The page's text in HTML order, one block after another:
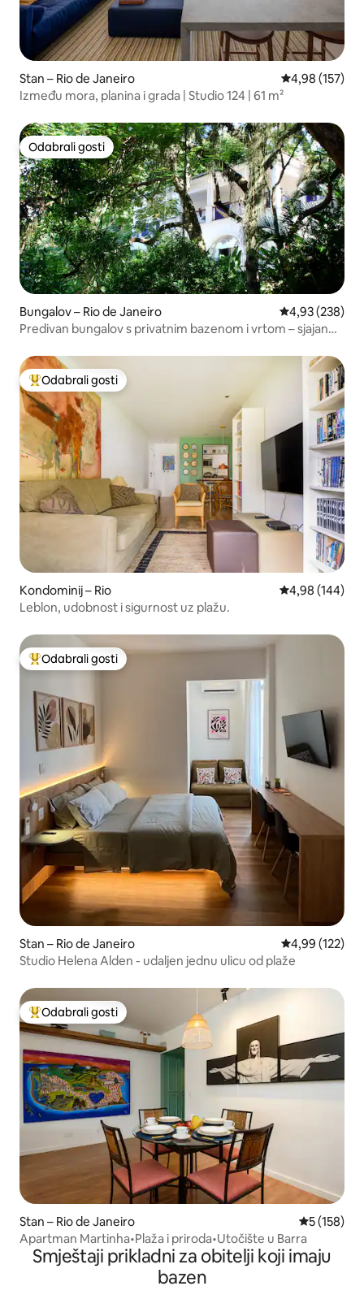
Stan – Rio de Janeiro Prosječna
4,98 (157)
Između mora, planina i grada | Studio 124 | 61 m²
Odabrali gosti
Odabrali gosti
Bungalov – Rio de Janeiro Prosječna
4,93 (238)
Predivan bungalov s privatnim bazenom i vrtom – sjajan
Među najviše rangiranima s oznakom „Odabrali gosti”
Odabrali gosti
Kondominij – Rio Prosječna
4,98 (144)
Leblon, udobnost i sigurnost uz plažu.
Među najviše rangiranima s oznakom „Odabrali gosti”
Odabrali gosti
Stan – Rio de Janeiro Prosječna
4,99 (122)
Studio Helena Alden - udaljen jednu ulicu od plaže
Među najviše rangiranima s oznakom „Odabrali gosti”
Odabrali gosti
Stan – Rio de Janeiro Prosječna
5 (158)
Apartman Martinha•Plaža i priroda•Utočište u Barra
Smještaji prikladni za obitelji koji imaju
bazen